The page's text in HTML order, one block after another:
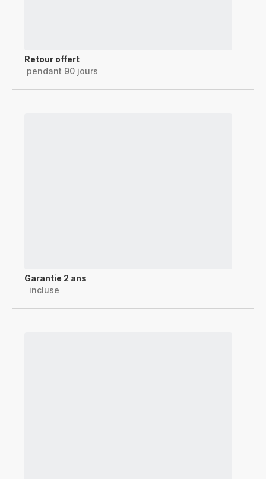
Retour offert
pendant 90 jours
Garantie 2 ans
incluse